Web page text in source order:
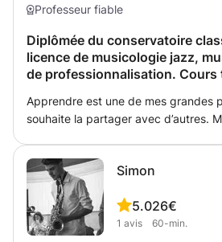
Professeur fiable
Diplômée du conservatoire
licence de musicologie jazz,
de professionnalisation. Cours
Apprendre est une de mes grandes
souhaite la partager avec d’autres.
le plaisir du son et du jeu et le
sensibilité. Apprendre de façon
essentiel. En fonction de l’évolution
des morceaux adaptés à son niveau,
Simon
5.0
1 avis
26€
60-min.